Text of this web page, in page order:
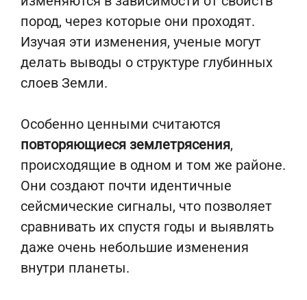
пород, через которые они проходят.
Изучая эти изменения, ученые могут
делать выводы о структуре глубинных
слоев Земли.
Особенно ценными считаются
повторяющиеся землетрясения,
происходящие в одном и том же районе.
Они создают почти идентичные
сейсмические сигналы, что позволяет
сравнивать их спустя годы и выявлять
даже очень небольшие изменения
внутри планеты.